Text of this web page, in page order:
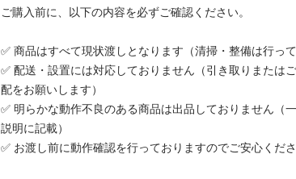
ご購入前に、以下の内容を必ずご確認ください。
✅ 商品はすべて現状渡しとなります（清掃・整備は行って
✅ 配送・設置には対応しておりません（引き取りまたは
配をお願いします）
✅ 明らかな動作不良のある商品は出品しておりません（
説明に記載）
✅ お渡し前に動作確認を行っておりますのでご安心くだ